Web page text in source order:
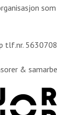
tlf.nr.
&